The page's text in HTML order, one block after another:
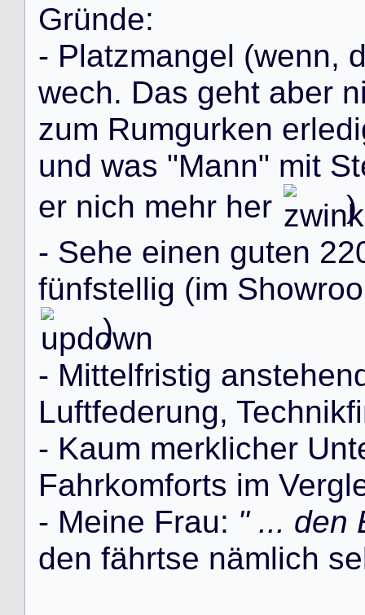
Gründe:
- Platzmangel (wenn,
wech. Das geht aber n
zum Rumgurken erledi
und was "Mann" mit St
er nich mehr her
)
- Sehe einen guten 22
fünfstellig (im Showroo
)
- Mittelfristig anstehen
Luftfederung, Technikfi
- Kaum merklicher Unt
Fahrkomforts im Vergl
- Meine Frau: " ... den
den fährtse nämlich se